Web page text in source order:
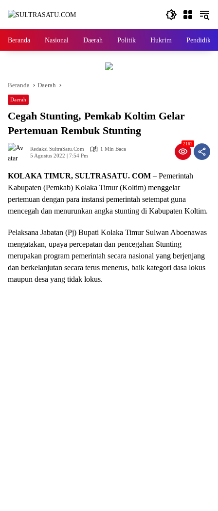
Beranda Nasional Daerah Politik Hukrim Pendidikan
Beranda Daerah
Daerah
Cegah Stunting, Pemkab Koltim Gelar
Pertemuan Rembuk Stunting
Redaksi SultraSatu.Com
1 Min Baca
5 Agustus 2022 | 7:54 Pm
2162
KOLAKA TIMUR, SULTRASATU. COM – Pemerintah
Kabupaten (Pemkab) Kolaka Timur (Koltim) menggelar
pertemuan dengan para instansi pemerintah setempat guna
mencegah dan menurunkan angka stunting di Kabupaten Koltim.
Pelaksana Jabatan (Pj) Bupati Kolaka Timur Sulwan Aboenawas
mengatakan, upaya percepatan dan pencegahan Stunting
merupakan program pemerintah secara nasional yang berjenjang
dan berkelanjutan secara terus menerus, baik kategori dasa lokus
maupun desa yang tidak lokus.